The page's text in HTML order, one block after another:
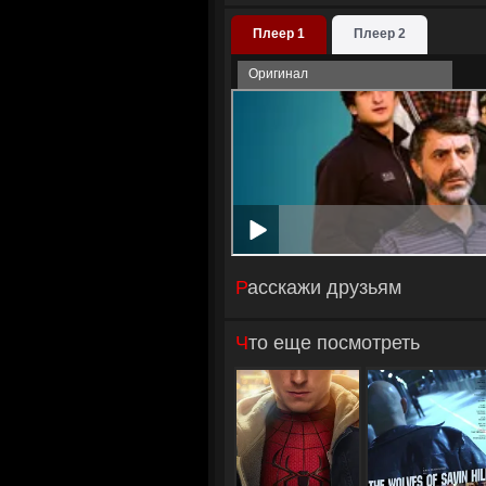
Плеер 1 Плеер 2
Оригинал
Расскажи друзьям
Что еще посмотреть